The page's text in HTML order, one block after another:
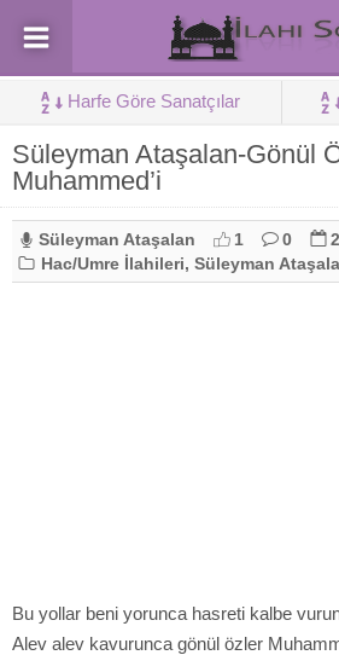
Harfe Göre Sanatçılar
Süleyman Ataşalan-Gönül
Muhammed’i
Süleyman Ataşalan 1 0
Hac/Umre İlahileri, Süleyman
Bu yollar beni yorunca hasreti kalbe
Alev alev kavurunca gönül özler